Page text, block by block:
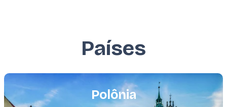
Países
Polônia
Featured
image